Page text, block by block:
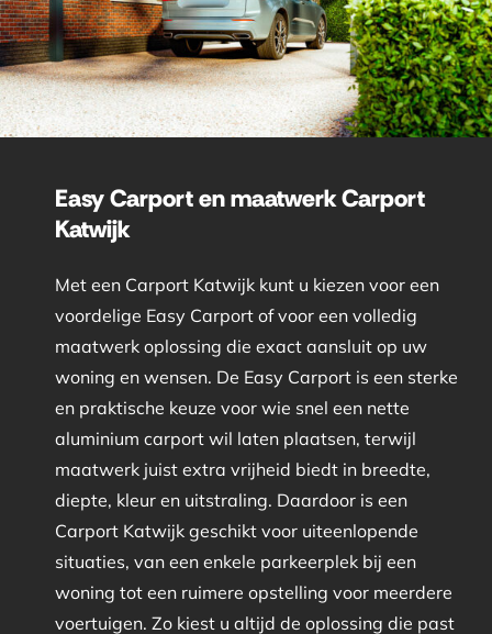
Easy Carport en maatwerk Carport
Katwijk
Met een Carport Katwijk kunt u kiezen voor een
voordelige Easy Carport of voor een volledig
maatwerk oplossing die exact aansluit op uw
woning en wensen. De Easy Carport is een sterke
en praktische keuze voor wie snel een nette
aluminium carport wil laten plaatsen, terwijl
maatwerk juist extra vrijheid biedt in breedte,
diepte, kleur en uitstraling. Daardoor is een
Carport Katwijk geschikt voor uiteenlopende
situaties, van een enkele parkeerplek bij een
woning tot een ruimere opstelling voor meerdere
voertuigen. Zo kiest u altijd de oplossing die past